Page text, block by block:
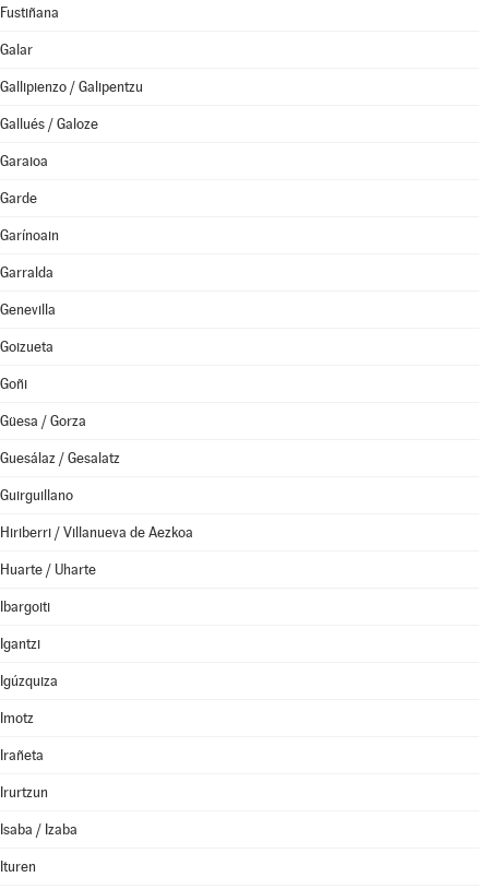
Fustiñana
Galar
Gallipienzo / Galipentzu
Gallués / Galoze
Garaioa
Garde
Garínoain
Garralda
Genevilla
Goizueta
Goñi
Güesa / Gorza
Guesálaz / Gesalatz
Guirguillano
Hiriberri / Villanueva de Aezkoa
Huarte / Uharte
Ibargoiti
Igantzi
Igúzquiza
Imotz
Irañeta
Irurtzun
Isaba / Izaba
Ituren